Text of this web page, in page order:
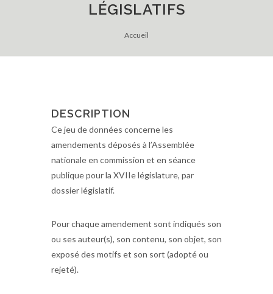
LÉGISLATIFS
Accueil
DESCRIPTION
Ce jeu de données concerne les
amendements déposés à l’Assemblée
nationale en commission et en séance
publique pour la XVIIe législature, par
dossier législatif.
Pour chaque amendement sont indiqués son
ou ses auteur(s), son contenu, son objet, son
exposé des motifs et son sort (adopté ou
rejeté).